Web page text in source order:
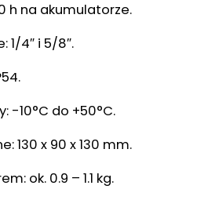
h na akumulatorze.
1/4″ i 5/8″.
-10°C do +50°C.
130 x 90 x 130 mm.
ok. 0.9 – 1.1 kg.